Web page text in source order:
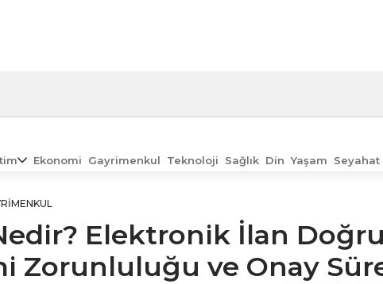
Ekonomi Gayrimenkul Teknoloji Sağlık Din Yaşam Seyahat
Elektronik İlan
Zorunluluğu ve Onay